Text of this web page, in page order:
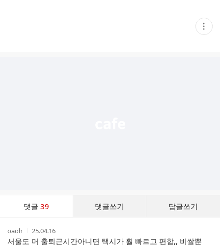
현
재
댓글39 댓글쓰기 답글쓰기
작
성
oaoh
작
성
25.04.16
서울도 머 출퇴근시간아니면 택시가 훨 빠르고 편함,, 비쌀뿐